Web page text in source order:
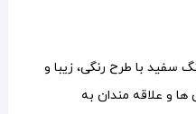
سفید با طرح رنگی، زیبا و
ها و علاقه مندان به